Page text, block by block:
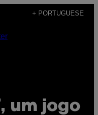
+ PORTUGUESE
um jogo